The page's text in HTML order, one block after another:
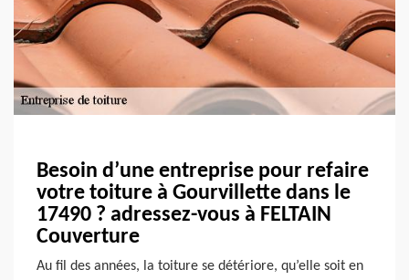
Besoin d’une entreprise pour refaire
votre toiture à Gourvillette dans le
17490 ? adressez-vous à FELTAIN
Couverture
Au fil des années, la toiture se détériore, qu’elle soit en